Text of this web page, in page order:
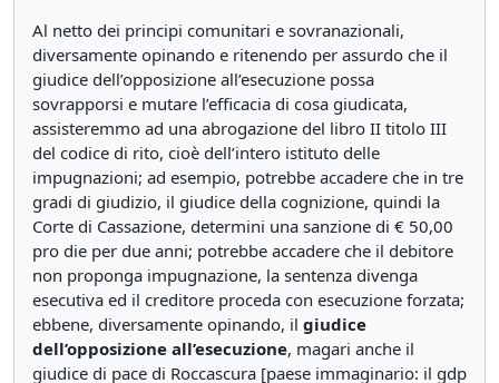
Al netto dei principi comunitari e sovranazionali,
diversamente opinando e ritenendo per assurdo che il
giudice dell’opposizione all’esecuzione possa
sovrapporsi e mutare l’efficacia di cosa giudicata,
assisteremmo ad una abrogazione del libro II titolo III
del codice di rito, cioè dell’intero istituto delle
impugnazioni; ad esempio, potrebbe accadere che in tre
gradi di giudizio, il giudice della cognizione, quindi la
Corte di Cassazione, determini una sanzione di € 50,00
pro die per due anni; potrebbe accadere che il debitore
non proponga impugnazione, la sentenza divenga
esecutiva ed il creditore proceda con esecuzione forzata;
ebbene, diversamente opinando, il giudice
dell’opposizione all’esecuzione, magari anche il
giudice di pace di Roccascura [paese immaginario: il gdp